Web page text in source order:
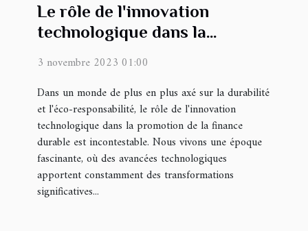
Le rôle de l'innovation
technologique dans la
3 novembre 2023 01:00
Dans un monde de plus en plus axé sur la durabilité
et l'éco-responsabilité, le rôle de l'innovation
technologique dans la promotion de la finance
durable est incontestable. Nous vivons une époque
fascinante, où des avancées technologiques
apportent constamment des transformations
significatives...